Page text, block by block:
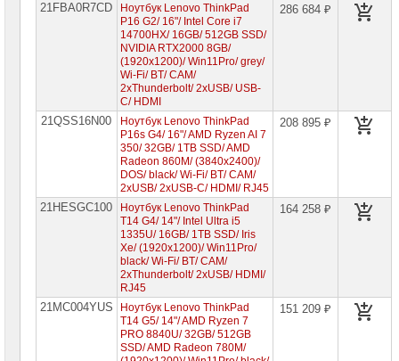
Активное
сетевое
данных
21FBA0R7CD
Ноутбук Lenovo ThinkPad
P16 G2/ 16"/ Intel Core i7
14700HX/ 16GB/ 512GB SSD/
NVIDIA RTX2000 8GB/
(1920x1200)/ Win11Pro/ grey/
Wi-Fi/ BT/ CAM/
2xThunderbolt/ 2xUSB/ USB-
C/ HDMI
286 684 ₽
21QSS16N00
Ноутбук Lenovo ThinkPad
P16s G4/ 16"/ AMD Ryzen AI 7
350/ 32GB/ 1TB SSD/ AMD
Radeon 860M/ (3840x2400)/
DOS/ black/ Wi-Fi/ BT/ CAM/
2xUSB/ 2xUSB-C/ HDMI/ RJ45
208 895 ₽
21HESGC100
Ноутбук Lenovo ThinkPad
T14 G4/ 14"/ Intel Ultra i5
1335U/ 16GB/ 1TB SSD/ Iris
Xe/ (1920x1200)/ Win11Pro/
black/ Wi-Fi/ BT/ CAM/
2xThunderbolt/ 2xUSB/ HDMI/
RJ45
164 258 ₽
21MC004YUS
Ноутбук Lenovo ThinkPad
T14 G5/ 14"/ AMD Ryzen 7
PRO 8840U/ 32GB/ 512GB
SSD/ AMD Radeon 780M/
151 209 ₽